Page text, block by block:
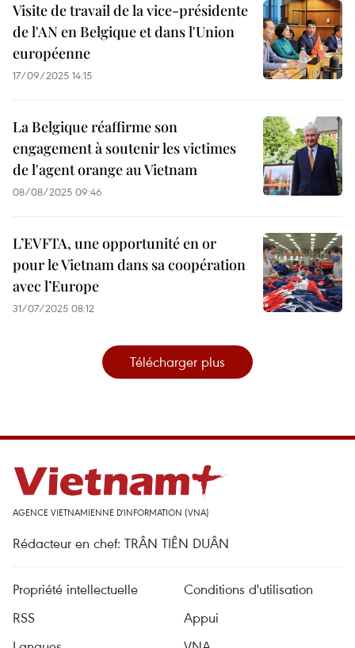
Visite de travail de la vice-présidente
de l'AN en Belgique et dans l'Union
européenne
17/09/2025 14:15
La Belgique réaffirme son
engagement à soutenir les victimes
de l'agent orange au Vietnam
08/08/2025 09:46
L’EVFTA, une opportunité en or
pour le Vietnam dans sa coopération
avec l’Europe
31/07/2025 08:12
Télécharger plus
AGENCE VIETNAMIENNE D'INFORMATION (VNA)
Rédacteur en chef: TRÂN TIÊN DUÂN
Propriété intellectuelle
Conditions d'utilisation
RSS
Appui